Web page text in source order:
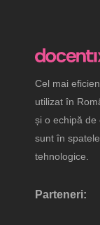
Cel mai
utilizat în
și o echipă de
sunt în
tehnologice.
Parteneri: